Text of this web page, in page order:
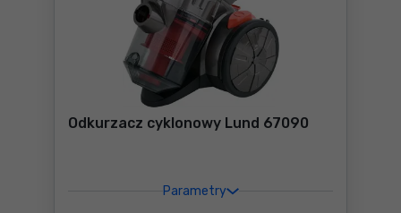
Odkurzacz cyklonowy Lund 67090
Parametry